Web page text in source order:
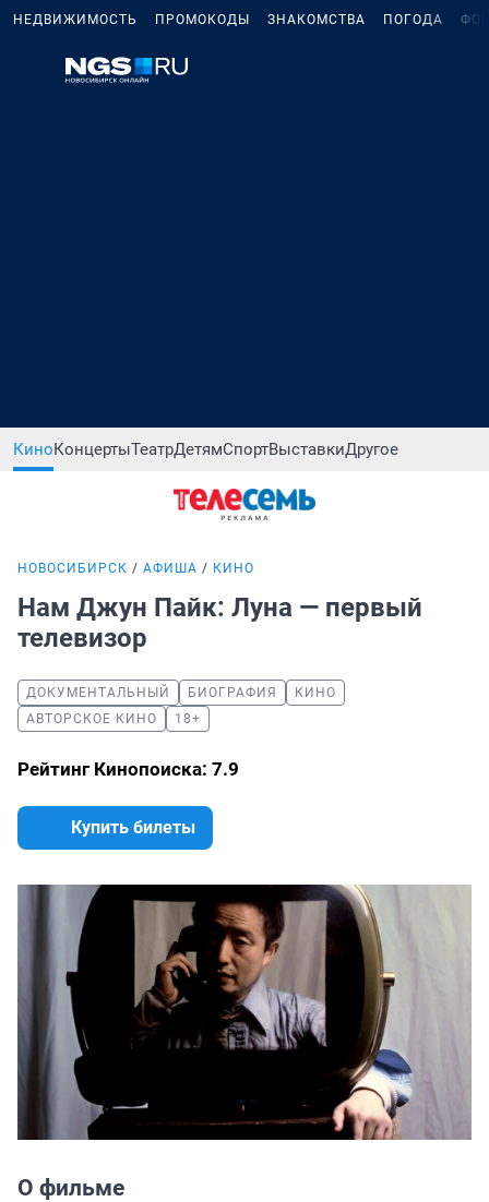
НЕДВИЖИМОСТЬ ПРОМОКОДЫ ЗНАКОМСТВА ПОГОДА
КиноКонцертыТеатрДетямСпортВыставкиДругое
НОВОСИБИРСК АФИША КИНО
Нам Джун Пайк: Луна — первый
телевизор
ДОКУМЕНТАЛЬНЫЙ БИОГРАФИЯ
КИНО
АВТОРСКОЕ КИНО
18+
Рейтинг Кинопоиска: 7.9
Купить билеты
О фильме